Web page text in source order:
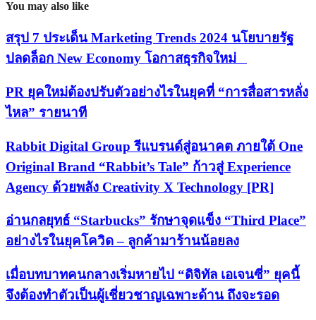
You may also like
สรุป 7 ประเด็น Marketing Trends 2024 นโยบายรัฐ
ปลดล็อก New Economy โอกาสธุรกิจใหม่
PR ยุคใหม่ต้องปรับตัวอย่างไรในยุคที่ “การสื่อสารหลั่ง
ไหล” รายนาที
Rabbit Digital Group รีแบรนด์สู่อนาคต ภายใต้ One
Original Brand “Rabbit’s Tale” ก้าวสู่ Experience
Agency ด้วยพลัง Creativity X Technology [PR]
อ่านกลยุทธ์ “Starbucks” รักษาจุดแข็ง “Third Place”
อย่างไรในยุคโควิด – ลูกค้ามาร้านน้อยลง
เมื่อบทบาทคนกลางเริ่มหายไป “ดิจิทัล เอเจนซี่” ยุคนี้
จึงต้องทำตัวเป็นผู้เชี่ยวชาญเฉพาะด้าน ถึงจะรอด